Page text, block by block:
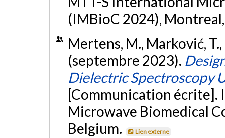
(IMBioC 2024),
Mertens, M., Marković,
(septembre 2023).
Dielectric Spectroscopy
[Communication écrite].
Microwave Biomedical
Belgium.
Lien externe